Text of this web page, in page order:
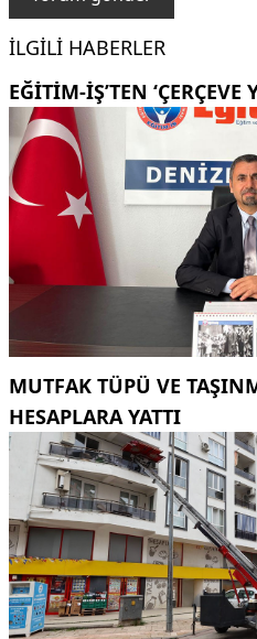
İLGILI HABERLER
EĞITIM-İŞ’TEN ‘ÇERÇEVE
MUTFAK TÜPÜ VE
HESAPLARA YATTI